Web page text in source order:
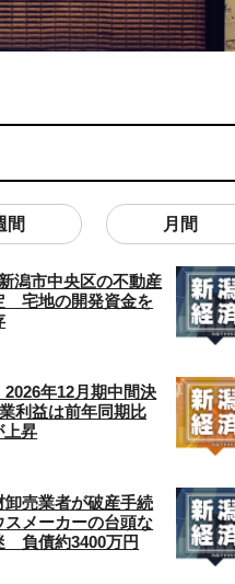
間 月間
潟市中央区の不動産
宅地の開発資金を
2026年12月期中間決
利益は前年同期比
昇
卸売業者が破産手続
メーカーの台頭な
負債約3400万円